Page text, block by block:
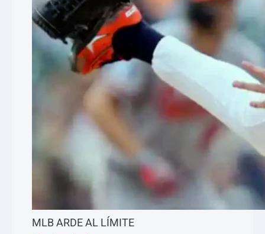
MLB ARDE AL LÍMITE